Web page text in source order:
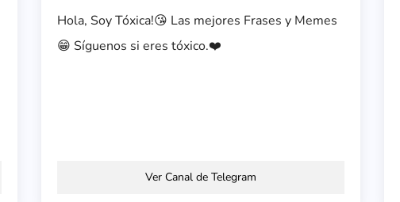
Hola, Soy Tóxica!😘 Las mejores Frases y Memes
😁 Síguenos si eres tóxico.❤️
Ver Canal de Telegram